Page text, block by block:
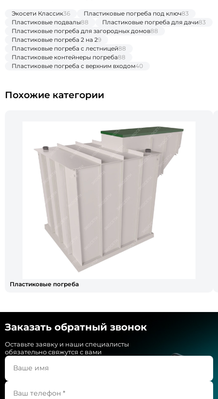
Экосети Классик36 Пластиковые погреба под ключ83
Пластиковые подвалы88 Пластиковые погреба для дачи83
Пластиковые погреба для загородных домов88
Пластиковые погреба 2 на 29
Пластиковые погреба с лестницей88
Пластиковые контейнеры погреба88
Пластиковые погреба с верхним входом40
Похожие категории
Пластиковые погреба
Заказать обратный звонок
Оставьте заявку и наши специалисты
обязательно свяжутся с вами